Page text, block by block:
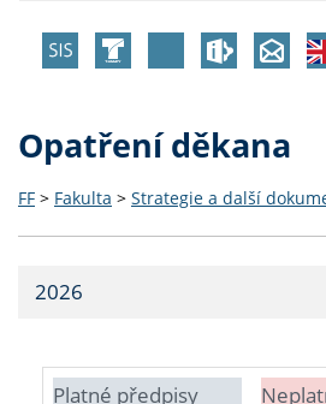
Opatření děkana
FF > Fakulta > Strategie a další
2026
Platné předpisy